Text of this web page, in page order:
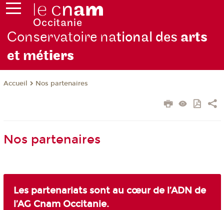
Conservatoire national des arts
et métiers
Accueil Nos partenaires
Nos partenaires
Les partenariats sont au cœur de l’ADN de
l’AG Cnam Occitanie.